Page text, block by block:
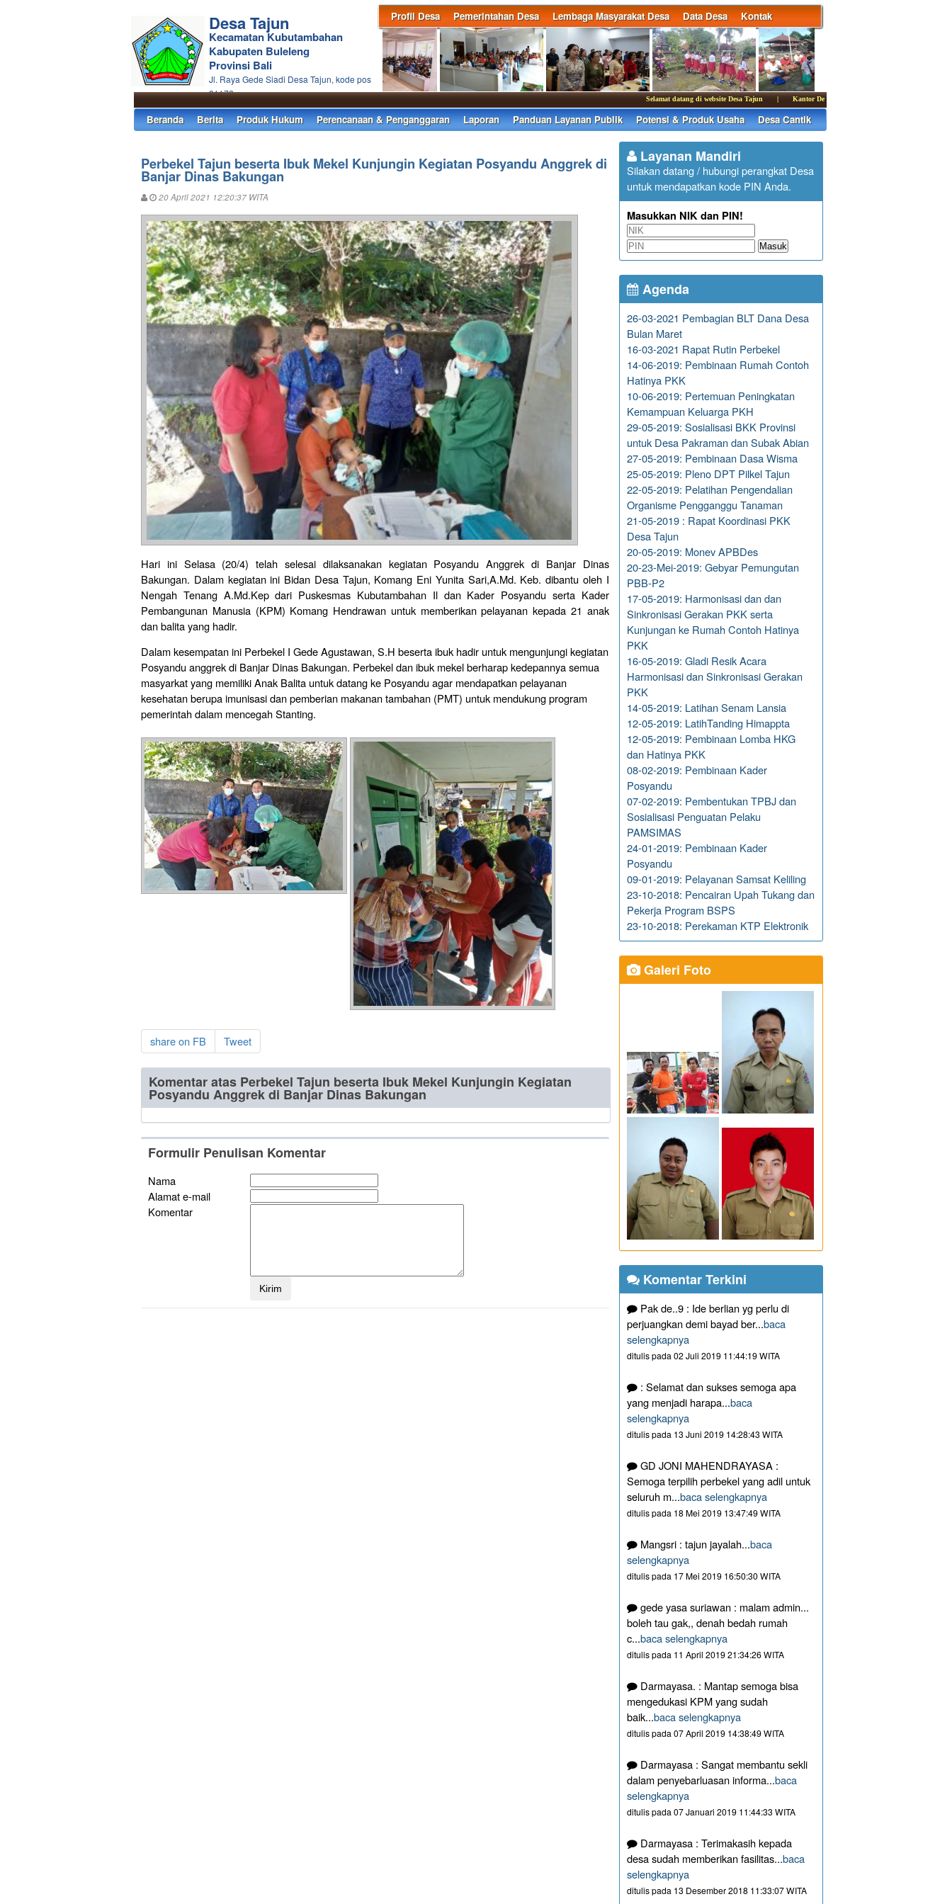
Profil Desa Pemerintahan Desa Lembaga Masyarakat Desa Data Desa Kontak
Desa Tajun
Kecamatan Kubutambahan
Kabupaten Buleleng
Provinsi Bali
Jl. Raya Gede Siadi Desa Tajun, kode pos
81172
Selamat datang di website Desa Tajun | Kantor Desa Tajun membuka pelayanan publik pada
Beranda Berita Produk Hukum Perencanaan & Penganggaran Laporan Panduan Layanan Publik Potensi & Produk Usaha Desa Cantik
Perbekel Tajun beserta Ibuk Mekel Kunjungin Kegiatan Posyandu Anggrek di
Banjar Dinas Bakungan
20 April 2021 12:20:37 WITA
Hari ini Selasa (20/4) telah selesai dilaksanakan kegiatan Posyandu Anggrek di Banjar Dinas
Bakungan. Dalam kegiatan ini Bidan Desa Tajun, Komang Eni Yunita Sari,A.Md. Keb. dibantu oleh I
Nengah Tenang A.Md.Kep dari Puskesmas Kubutambahan Il dan Kader Posyandu serta Kader
Pembangunan Manusia (KPM) Komang Hendrawan untuk memberikan pelayanan kepada 21 anak
dan balita yang hadir.
Dalam kesempatan ini Perbekel I Gede Agustawan, S.H beserta ibuk hadir untuk mengunjungi kegiatan
Posyandu anggrek di Banjar Dinas Bakungan. Perbekel dan ibuk mekel berharap kedepannya semua
masyarkat yang memiliki Anak Balita untuk datang ke Posyandu agar mendapatkan pelayanan
kesehatan berupa imunisasi dan pemberian makanan tambahan (PMT) untuk mendukung program
pemerintah dalam mencegah Stanting.
share on FB Tweet
Komentar atas Perbekel Tajun beserta Ibuk Mekel Kunjungin Kegiatan
Posyandu Anggrek di Banjar Dinas Bakungan
Formulir Penulisan Komentar
Nama
Alamat e-mail
Komentar
Layanan Mandiri
Silakan datang / hubungi perangkat Desa
untuk mendapatkan kode PIN Anda.
Masukkan NIK dan PIN!
Masuk
Agenda
26-03-2021 Pembagian BLT Dana Desa
Bulan Maret
16-03-2021 Rapat Rutin Perbekel
14-06-2019: Pembinaan Rumah Contoh
Hatinya PKK
10-06-2019: Pertemuan Peningkatan
Kemampuan Keluarga PKH
29-05-2019: Sosialisasi BKK Provinsi
untuk Desa Pakraman dan Subak Abian
27-05-2019: Pembinaan Dasa Wisma
25-05-2019: Pleno DPT Pilkel Tajun
22-05-2019: Pelatihan Pengendalian
Organisme Pengganggu Tanaman
21-05-2019 : Rapat Koordinasi PKK
Desa Tajun
20-05-2019: Monev APBDes
20-23-Mei-2019: Gebyar Pemungutan
PBB-P2
17-05-2019: Harmonisasi dan dan
Sinkronisasi Gerakan PKK serta
Kunjungan ke Rumah Contoh Hatinya
PKK
16-05-2019: Gladi Resik Acara
Harmonisasi dan Sinkronisasi Gerakan
PKK
14-05-2019: Latihan Senam Lansia
12-05-2019: LatihTanding Himappta
12-05-2019: Pembinaan Lomba HKG
dan Hatinya PKK
08-02-2019: Pembinaan Kader
Posyandu
07-02-2019: Pembentukan TPBJ dan
Sosialisasi Penguatan Pelaku
PAMSIMAS
24-01-2019: Pembinaan Kader
Posyandu
09-01-2019: Pelayanan Samsat Keliling
23-10-2018: Pencairan Upah Tukang dan
Pekerja Program BSPS
23-10-2018: Perekaman KTP Elektronik
Galeri Foto
Komentar Terkini
Pak de..9 : Ide berlian yg perlu di
perjuangkan demi bayad ber...baca
selengkapnya
ditulis pada 02 Juli 2019 11:44:19 WITA
: Selamat dan sukses semoga apa
yang menjadi harapa...baca
selengkapnya
ditulis pada 13 Juni 2019 14:28:43 WITA
GD JONI MAHENDRAYASA :
Semoga terpilih perbekel yang adil untuk
seluruh m...baca selengkapnya
ditulis pada 18 Mei 2019 13:47:49 WITA
Mangsri : tajun jayalah...baca
selengkapnya
ditulis pada 17 Mei 2019 16:50:30 WITA
gede yasa suriawan : malam admin...
boleh tau gak,, denah bedah rumah
c...baca selengkapnya
ditulis pada 11 April 2019 21:34:26 WITA
Darmayasa. : Mantap semoga bisa
mengedukasi KPM yang sudah
baik...baca selengkapnya
ditulis pada 07 April 2019 14:38:49 WITA
Darmayasa : Sangat membantu sekli
dalam penyebarluasan informa...baca
selengkapnya
ditulis pada 07 Januari 2019 11:44:33 WITA
Darmayasa : Terimakasih kepada
desa sudah memberikan fasilitas...baca
selengkapnya
ditulis pada 13 Desember 2018 11:33:07 WITA